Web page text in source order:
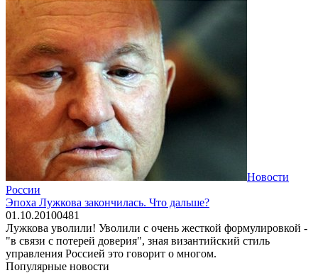
Новости
России
Эпоха Лужкова закончилась. Что дальше?
01.10.20100481
Лужкова уволили! Уволили с очень жесткой формулировкой -
"в связи с потерей доверия", зная византийский стиль
управления Россией это говорит о многом.
Популярные новости